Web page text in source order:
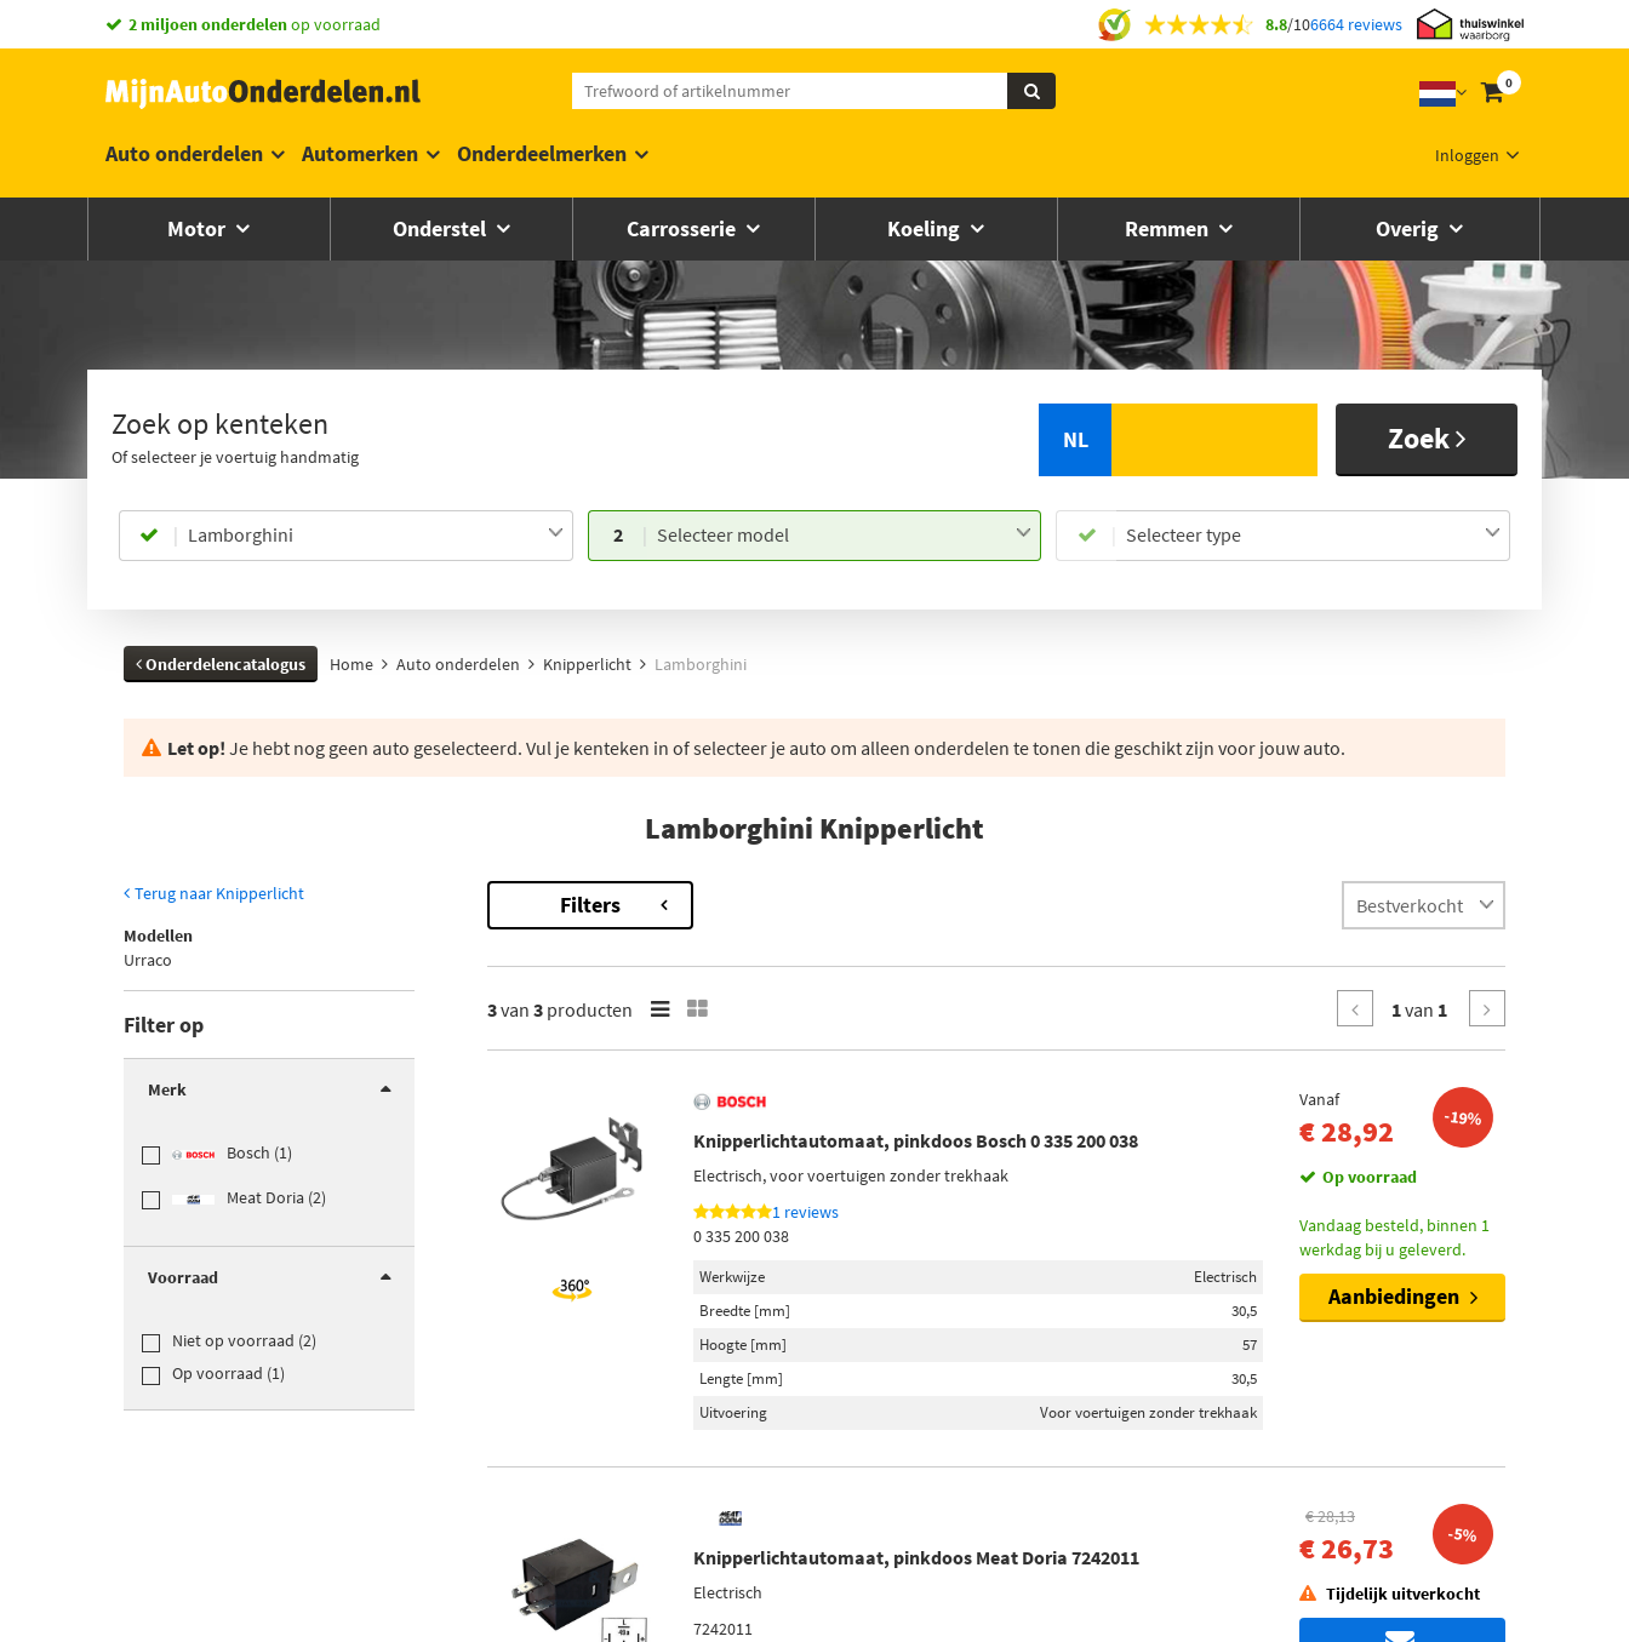
2 miljoen onderdelenop voorraad 8.8/106664 reviews
0
Inloggen
Auto onderdelen Automerken Onderdeelmerken
Motor Onderstel Carrosserie Koeling Remmen Overig
Zoek op kenteken
Of selecteer je voertuig handmatig
NL Zoek
Lamborghini 2 Selecteer model Selecteer type
Onderdelencatalogus Home Auto onderdelen Knipperlicht Lamborghini
Let op! Je hebt nog geen auto geselecteerd. Vul je kenteken in of selecteer je auto om alleen onderdelen te tonen die geschikt zijn voor jouw auto.
Lamborghini Knipperlicht
Terug naar Knipperlicht
Modellen
Urraco
Filter op
Merk
Bosch (1)
Meat Doria (2)
Voorraad
Niet op voorraad (2)
Op voorraad (1)
Filters
3van 3 producten 1van 1
Knipperlichtautomaat, pinkdoos Bosch 0 335 200 038
Electrisch, voor voertuigen zonder trekhaak
1 reviews
0 335 200 038
Werkwijze
Electrisch
Breedte [mm]
30,5
Hoogte [mm]
57
Lengte [mm]
30,5
Uitvoering
Voor voertuigen zonder trekhaak
Vanaf
€ 28,92 -19%
Op voorraad
Vandaag besteld, binnen 1
werkdag bij u geleverd.
Aanbiedingen
Knipperlichtautomaat, pinkdoos Meat Doria 7242011
Electrisch
7242011
€ 28,13
€ 26,73 -5%
Tijdelijk uitverkocht